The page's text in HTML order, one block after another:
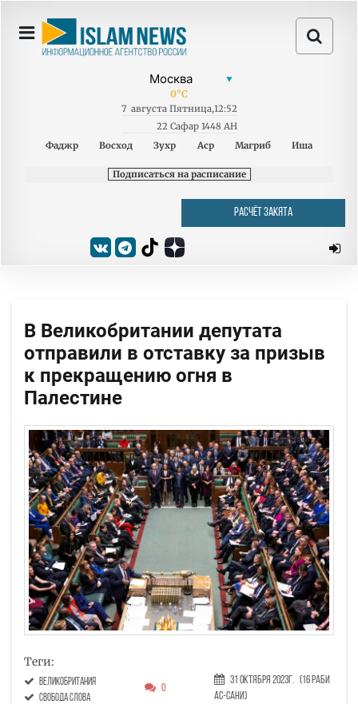
0°C
7 августа Пятница,12:52
22 Сафар 1448 AH
Фаджр
Восход Зухр Аср Магриб Иша
Подписаться на расписание
РАСЧЁТ ЗАКЯТА
В Великобритании депутата
отправили в отставку за призыв
к прекращению огня в
Палестине
Теги:
великобритания
свобода слова
0
31 Октября 2023г.
(16 Раби
ас-сани)